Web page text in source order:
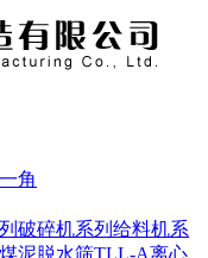
角
破碎机系列 给料机系
泥脱水筛TLL-A离心